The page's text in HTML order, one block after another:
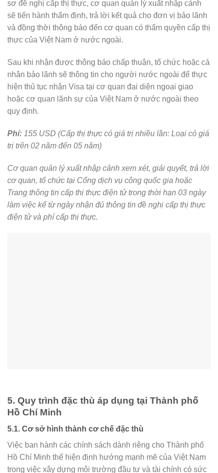
sơ đề nghị cấp thị thực, cơ quan quản lý xuất nhập cảnh
sẽ tiến hành thẩm định, trả lời kết quả cho đơn vị bảo lãnh
và đồng thời thông báo đến cơ quan có thẩm quyền cấp thị
thực của Việt Nam ở nước ngoài.
Sau khi nhận được thông báo chấp thuận, tổ chức hoặc cá
nhân bảo lãnh sẽ thông tin cho người nước ngoài để thực
hiện thủ tục nhận Visa tại cơ quan đại diện ngoại giao
hoặc cơ quan lãnh sự của Việt Nam ở nước ngoài theo
quy định.
Phí: 155 USD (Cấp thị thực có giá trị nhiều lần: Loại có giá
trị trên 02 năm đến 05 năm)
Cơ quan quản lý xuất nhập cảnh xem xét, giải quyết, trả lời
cơ quan, tổ chức tại Cổng dịch vụ công quốc gia hoặc
Trang thông tin cấp thị thực điện tử trong thời hạn 03 ngày
làm việc kể từ ngày nhận đủ thông tin đề nghị cấp thị thực
điện tử và phí cấp thị thực.
5. Quy trình đặc thù áp dụng tại Thành phố
Hồ Chí Minh
5.1. Cơ sở hình thành cơ chế đặc thù
Việc ban hành các chính sách dành riêng cho Thành phố
Hồ Chí Minh thể hiện định hướng mạnh mẽ của Việt Nam
trong việc xây dựng môi trường đầu tư và tài chính có sức